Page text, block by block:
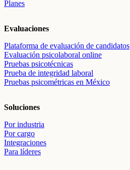
Planes
Evaluaciones
Plataforma de evaluación de candidatos
Evaluación psicolaboral online
Pruebas psicotécnicas
Prueba de integridad laboral
Pruebas psicométricas en México
Soluciones
Por industria
Por cargo
Integraciones
Para líderes